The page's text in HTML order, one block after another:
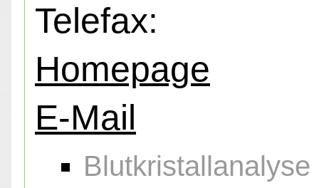
Telefax:
Homepage
E-Mail
Blutkristallanalyse